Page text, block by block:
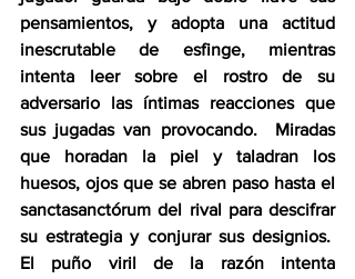
pensamientos, y adopta una actitud
inescrutable de esfinge, mientras
intenta leer sobre el rostro de su
adversario las íntimas reacciones que
sus jugadas van provocando.  Miradas
que horadan la piel y taladran los
huesos, ojos que se abren paso hasta el
sanctasanctórum del rival para descifrar
su estrategia y conjurar sus designios.
El puño viril de la razón intenta